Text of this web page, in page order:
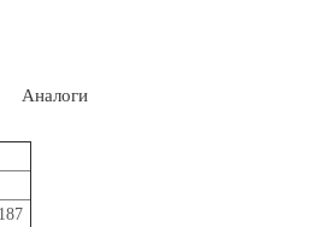
Аналоги